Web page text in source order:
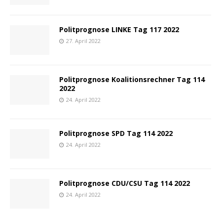
Politprognose LINKE Tag 117 2022
27. April 2022
Politprognose Koalitionsrechner Tag 114
2022
24. April 2022
Politprognose SPD Tag 114 2022
24. April 2022
Politprognose CDU/CSU Tag 114 2022
24. April 2022